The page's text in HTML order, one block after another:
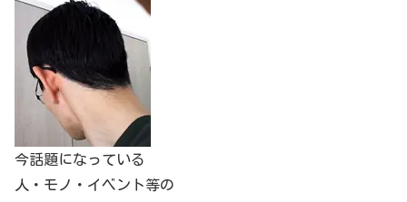
今話題になっている
人・モノ・イベント等の